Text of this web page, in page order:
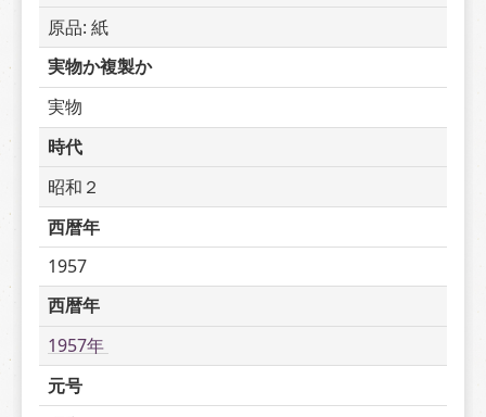
原品: 紙
実物か複製か
実物
時代
昭和２
西暦年
1957
西暦年
1957年
元号